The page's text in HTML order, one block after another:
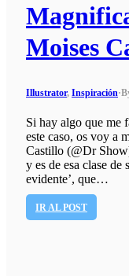
Moises
Illustrator, Inspiración·
Si hay algo que me
este caso, os voy a
Castillo (@Dr
y es de esa clase de
evidente’, que…
IR AL POST